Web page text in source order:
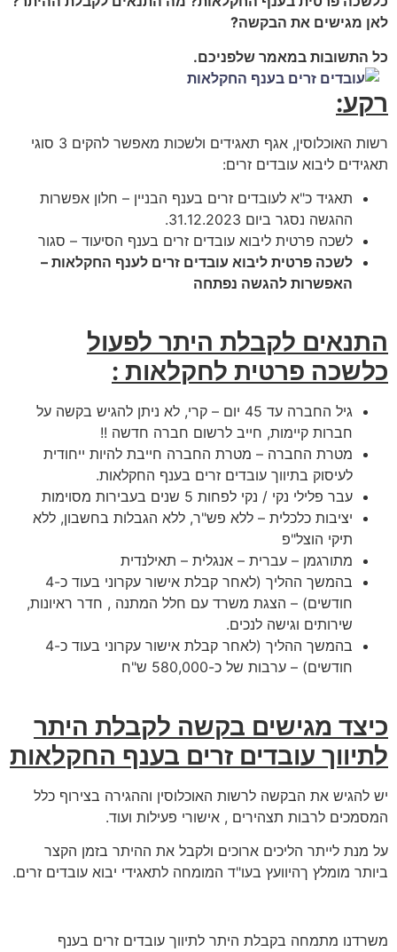
לאן מגישים את הבקשה?
כל התשובות במאמר שלפניכם.
רקע:
רשות האוכלוסין, אגף תאגידים ולשכות מאפשר להקים 3 סוגי
תאגידים ליבוא עובדים זרים:
תאגיד כ"א לעובדים זרים בענף הבניין – חלון אפשרות
ההגשה נסגר ביום 31.12.2023.
לשכה פרטית ליבוא עובדים זרים בענף הסיעוד – סגור
לשכה פרטית ליבוא עובדים זרים לענף החקלאות –
האפשרות להגשה נפתחה
התנאים לקבלת היתר לפעול
כלשכה פרטית לחקלאות :
גיל החברה עד 45 יום – קרי, לא ניתן להגיש בקשה על
חברות קיימות, חייב לרשום חברה חדשה !!
מטרת החברה – מטרת החברה חייבת להיות ייחודית
לעיסוק בתיווך עובדים זרים בענף החקלאות.
עבר פלילי נקי / נקי לפחות 5 שנים בעבירות מסוימות
יציבות כלכלית – ללא פש"ר, ללא הגבלות בחשבון, ללא
תיקי הוצל"פ
מתורגמן – עברית – אנגלית – תאילנדית
בהמשך ההליך (לאחר קבלת אישור עקרוני בעוד כ-4
חודשים) – הצגת משרד עם חלל המתנה , חדר ראיונות,
שירותים וגישה לנכים.
בהמשך ההליך (לאחר קבלת אישור עקרוני בעוד כ-4
חודשים) – ערבות של כ-580,000 ש"ח
כיצד מגישים בקשה לקבלת היתר
לתיווך עובדים זרים בענף החקלאות
יש להגיש את הבקשה לרשות האוכלוסין וההגירה בצירוף כלל
המסמכים לרבות תצהירים , אישורי פעילות ועוד.
על מנת לייתר הליכים ארוכים ולקבל את ההיתר בזמן הקצר
ביותר מומלץ ךהיוועץ בעו"ד המומחה לתאגידי יבוא עובדים זרים.
משרדנו מתמחה בקבלת היתר לתיווך עובדים זרים בענף